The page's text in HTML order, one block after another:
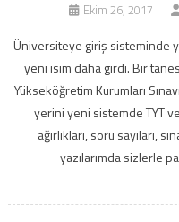
Ekim 26, 2017
Üniversiteye giriş sisteminde
yeni isim daha girdi. Bir
Yükseköğretim Kurumları
yerini yeni sistemde TYT
ağırlıkları, soru sayıları,
yazılarımda sizlerle